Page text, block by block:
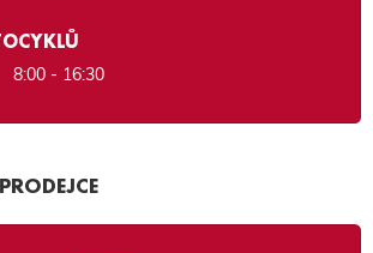
8:00 - 16:30